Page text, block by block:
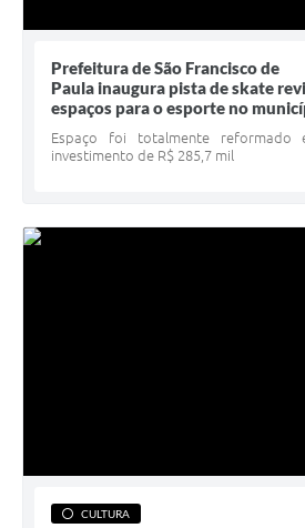
Prefeitura de São Francisco de
Paula inaugura pista de skate
espaços para o esporte no
Espaço foi totalmente reformado
investimento de R$ 285,7 mil
CULTURA